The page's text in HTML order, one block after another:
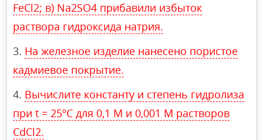
FeCl2; в) Na2SO4 прибавили избыток
раствора гидроксида натрия.
На железное изделие нанесено пористое
кадмиевое покрытие.
Вычислите константу и степень гидролиза
при t = 25ºC для 0,1 М и 0,001 М растворов
CdCl2.